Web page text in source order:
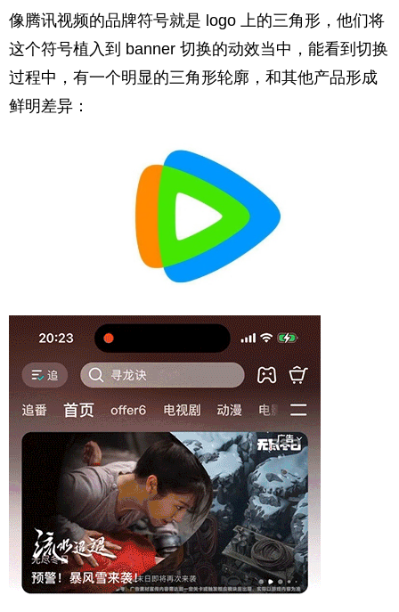
像腾讯视频的品牌符号就是 logo 上的三角形，他们将
这个符号植入到 banner 切换的动效当中，能看到切换
过程中，有一个明显的三角形轮廓，和其他产品形成
鲜明差异：